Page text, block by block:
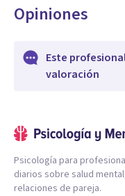
Opiniones
Este
valoración
Psicología para
diarios sobre salud
relaciones de pareja.